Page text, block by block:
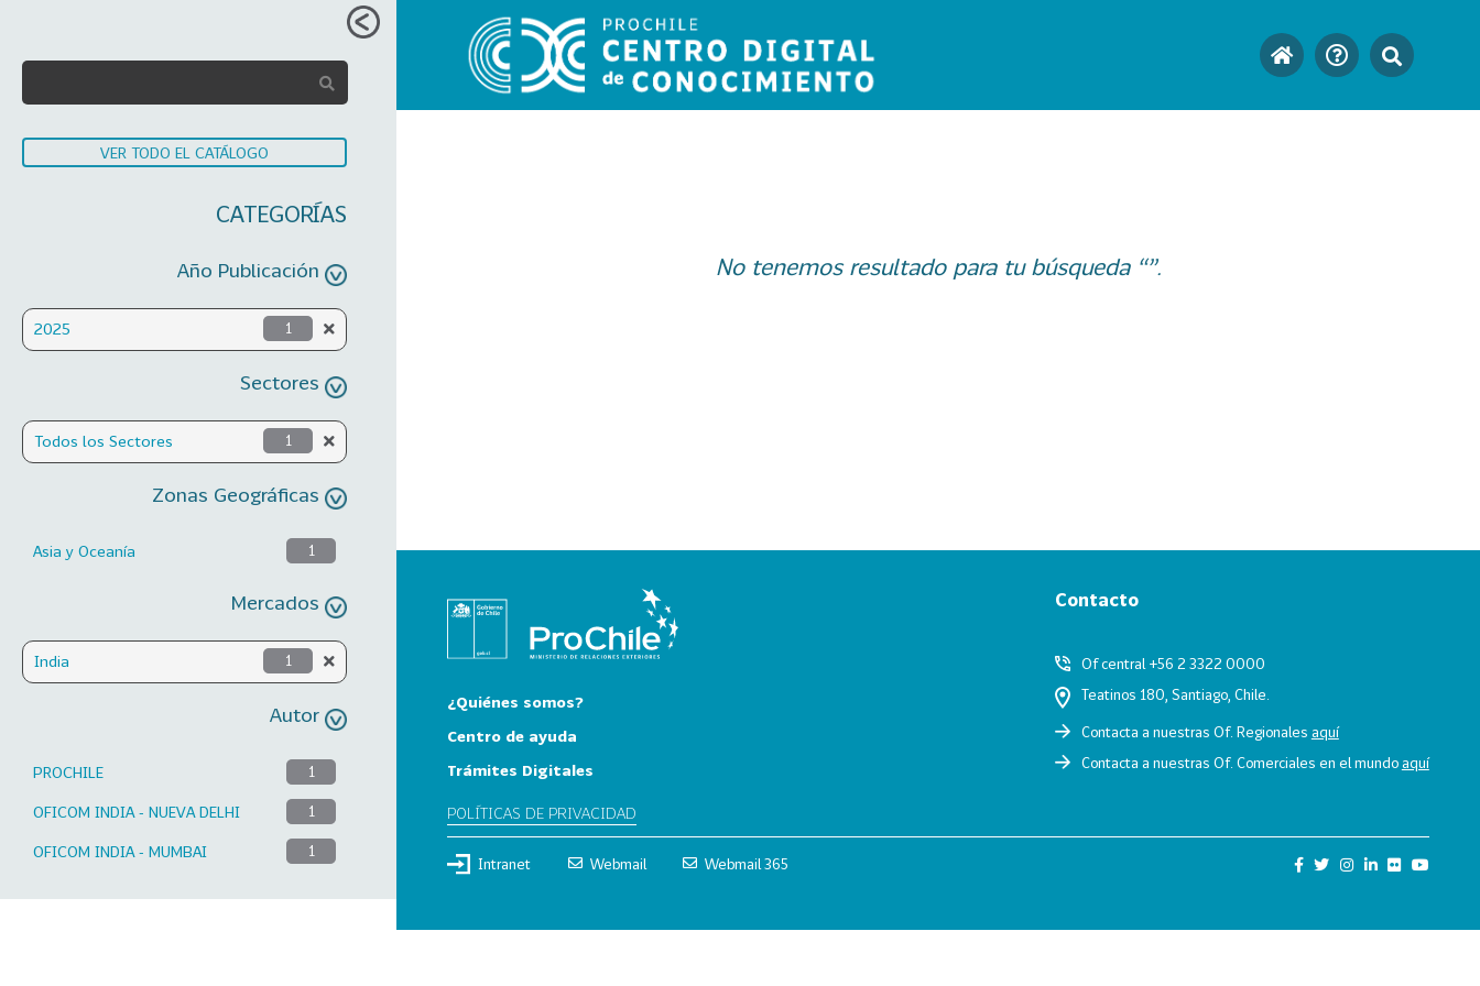
VER TODO EL CATÁLOGO
CATEGORÍAS
Año Publicación
2025 1
Sectores
Todos los Sectores 1
Zonas Geográficas
Asia y Oceanía 1
Mercados
India 1
Autor
PROCHILE 1
OFICOM INDIA - NUEVA DELHI 1
OFICOM INDIA - MUMBAI 1
No tenemos resultado para tu búsqueda “”.
¿Quiénes somos?
Centro de ayuda
Trámites Digitales
POLÍTICAS DE PRIVACIDAD
Contacto
Of central +56 2 3322 0000
Teatinos 180, Santiago, Chile.
Contacta a nuestras Of. Regionales aquí
Contacta a nuestras Of. Comerciales en el mundoaquí
Intranet Webmail Webmail 365